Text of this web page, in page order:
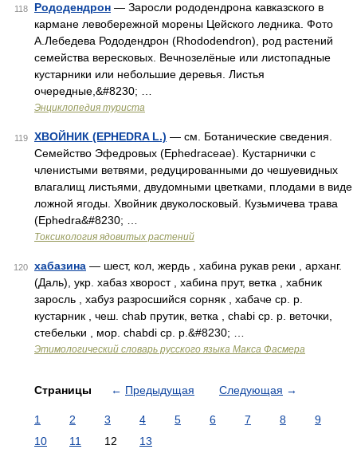
118 Рододендрон — Заросли рододендрона кавказского в
кармане левобережной морены Цейского ледника. Фото
А.Лебедева Рододендрон (Rhododendron), род растений
семейства вересковых. Вечнозелёные или листопадные
кустарники или небольшие деревья. Листья
очередные,&#8230; …
Энциклопедия туриста
119 ХВОЙНИК (EPHEDRA L.) — см. Ботанические сведения.
Семейство Эфедровых (Ephedraceae). Кустарнички с
членистыми ветвями, редуцированными до чешуевидных
влагалищ листьями, двудомными цветками, плодами в виде
ложной ягоды. Хвойник двуколосковый. Кузьмичева трава
(Ephedra&#8230; …
Токсикология ядовитых растений
120 хабазина — шест, кол, жердь , хабина рукав реки , арханг.
(Даль), укр. хабаз хворост , хабина прут, ветка , хабник
заросль , хабуз разросшийся сорняк , хабаче ср. р.
кустарник , чеш. chab прутик, ветка , chabi ср. р. веточки,
стебельки , мор. chabdi ср. р.&#8230; …
Этимологический словарь русского языка Макса Фасмера
Страницы ← Предыдущая Следующая →
1 2 3 4 5 6 7 8
9
10
11 12 13